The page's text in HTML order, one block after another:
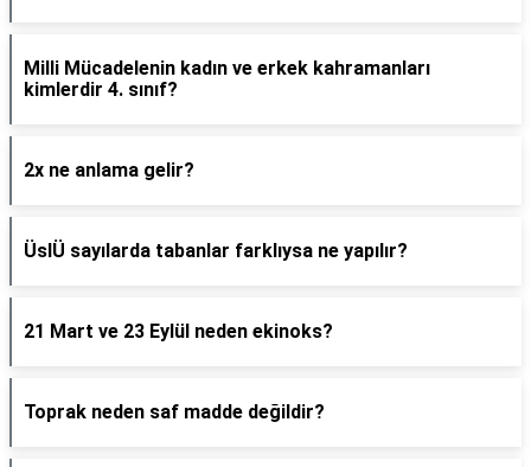
Milli Mücadelenin kadın ve erkek kahramanları
kimlerdir 4. sınıf?
2x ne anlama gelir?
ÜslÜ sayılarda tabanlar farklıysa ne yapılır?
21 Mart ve 23 Eylül neden ekinoks?
Toprak neden saf madde değildir?